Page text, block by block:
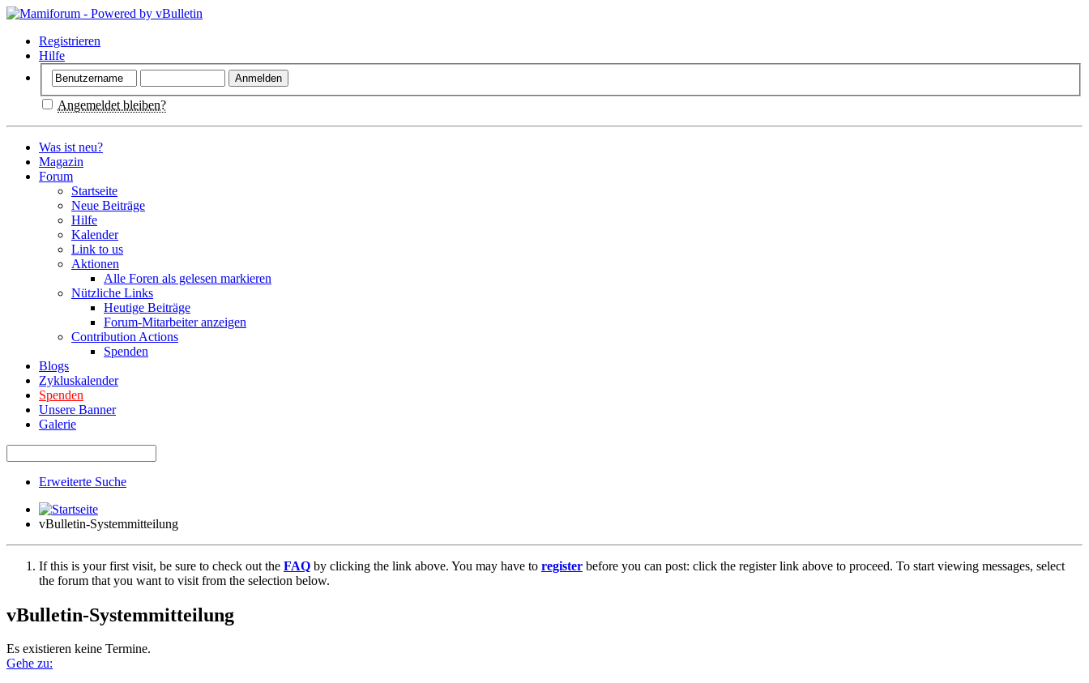
Registrieren
Hilfe
Angemeldet bleiben?
Was ist neu?
Magazin
Forum
Startseite
Neue Beiträge
Hilfe
Kalender
Link to us
Aktionen
Alle Foren als gelesen markieren
Nützliche Links
Heutige Beiträge
Forum-Mitarbeiter anzeigen
Contribution Actions
Spenden
Blogs
Zykluskalender
Spenden
Unsere Banner
Galerie
Erweiterte Suche
vBulletin-Systemmitteilung
If this is your first visit, be sure to check out the FAQ by clicking the link above. You may have to register before you can post: click the register link above to proceed. To start viewing messages, select
the forum that you want to visit from the selection below.
vBulletin-Systemmitteilung
Es existieren keine Termine.
Gehe zu: